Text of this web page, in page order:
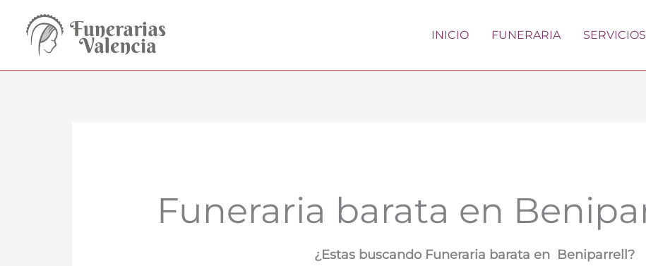
contenido
INICIO FUNERARIA SERVICIOS
Funeraria barata en
¿Estas buscando Funeraria barata en Beniparrell?